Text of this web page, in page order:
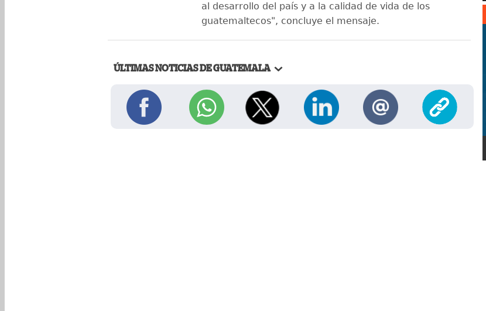
al desarrollo del país y a la calidad de vida de los
guatemaltecos", concluye el mensaje.
ÚLTIMAS NOTICIAS DE GUATEMALA